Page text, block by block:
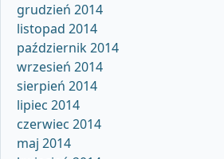
grudzień 2014
listopad 2014
październik 2014
wrzesień 2014
sierpień 2014
lipiec 2014
czerwiec 2014
maj 2014